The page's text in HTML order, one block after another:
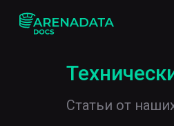
Статьи от